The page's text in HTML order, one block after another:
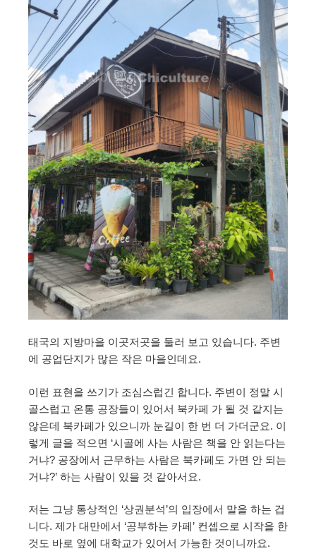
태국의 지방마을 이곳저곳을 둘러 보고 있습니다. 주변
에 공업단지가 많은 작은 마을인데요.
이런 표현을 쓰기가 조심스럽긴 합니다. 주변이 정말 시
골스럽고 온통 공장들이 있어서 북카페 가 될 것 같지는
않은데 북카페가 있으니까 눈길이 한 번 더 가더군요. 이
렇게 글을 적으면 ‘시골에 사는 사람은 책을 안 읽는다는
거냐? 공장에서 근무하는 사람은 북카페도 가면 안 되는
거냐?’ 하는 사람이 있을 것 같아서요.
저는 그냥 통상적인 ‘상권분석’의 입장에서 말을 하는 겁
니다. 제가 대만에서 ‘공부하는 카페’ 컨셉으로 시작을 한
것도 바로 옆에 대학교가 있어서 가능한 것이니까요.